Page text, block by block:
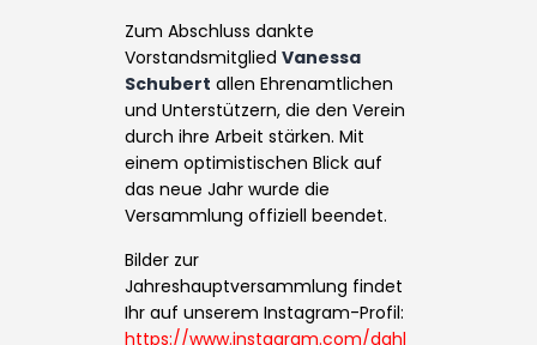
Zum Abschluss dankte
Vorstandsmitglied Vanessa
Schubert allen Ehrenamtlichen
und Unterstützern, die den Verein
durch ihre Arbeit stärken. Mit
einem optimistischen Blick auf
das neue Jahr wurde die
Versammlung offiziell beendet.
Bilder zur
Jahreshauptversammlung findet
Ihr auf unserem Instagram-Profil:
https://www.instagram.com/dahl